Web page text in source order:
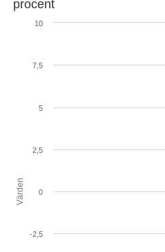
Värden
procent
-2,5
0
2,5
5
7,5
10